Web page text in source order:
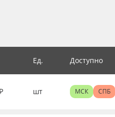
Ед. Доступно
шт МСК СПБ